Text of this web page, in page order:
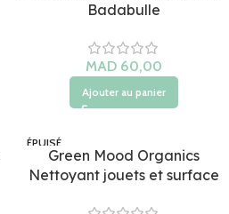
Badabulle
MAD
Ajouter au panier
ÉPUISÉ
Green Mood Organics
Nettoyant jouets et surface